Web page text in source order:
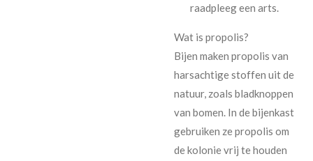
raadpleeg een arts.
Wat is propolis?
Bijen maken propolis van
harsachtige stoffen uit de
natuur, zoals bladknoppen
van bomen. In de bijenkast
gebruiken ze propolis om
de kolonie vrij te houden